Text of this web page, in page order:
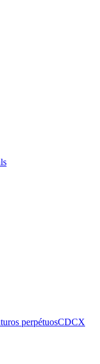
perpétuosCDCX